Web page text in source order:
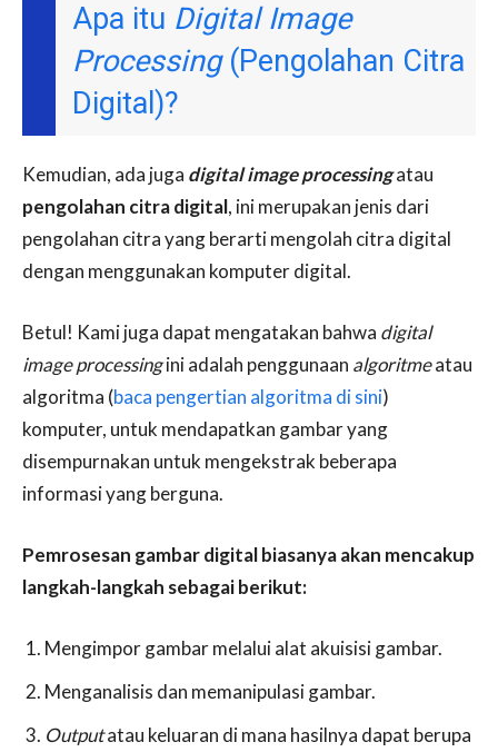
Apa itu Digital Image
Processing(Pengolahan Citra
Digital)?
Kemudian, ada juga digital image processingatau
pengolahan citra digital, ini merupakan jenis dari
pengolahan citra yang berarti mengolah citra digital
dengan menggunakan komputer digital.
Betul! Kami juga dapat mengatakan bahwa digital
image processingini adalah penggunaan algoritmeatau
algoritma (baca pengertian algoritma di sini)
komputer, untuk mendapatkan gambar yang
disempurnakan untuk mengekstrak beberapa
informasi yang berguna.
Pemrosesan gambar digital biasanya akan mencakup
langkah-langkah sebagai berikut:
Mengimpor gambar melalui alat akuisisi gambar.
Menganalisis dan memanipulasi gambar.
Outputatau keluaran di mana hasilnya dapat berupa